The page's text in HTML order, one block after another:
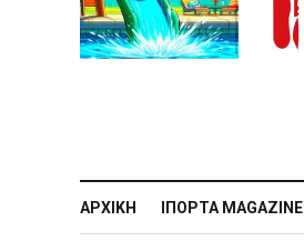
ΑΡΧΙΚΉ IΠΌΡΤΑ MAGAZINE